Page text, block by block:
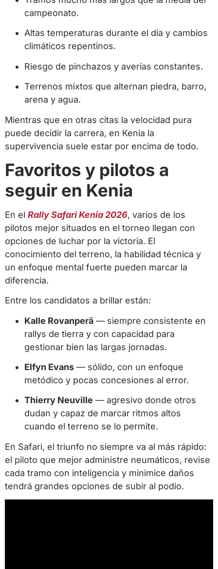
campeonato.
Altas temperaturas durante el día y cambios
climáticos repentinos.
Riesgo de pinchazos y averías constantes.
Terrenos mixtos que alternan piedra, barro,
arena y agua.
Mientras que en otras citas la velocidad pura
puede decidir la carrera, en Kenia la
supervivencia suele estar por encima de todo.
Favoritos y pilotos a
seguir en Kenia
En el Rally Safari Kenia 2026, varios de los
pilotos mejor situados en el torneo llegan con
opciones de luchar por la victoria. El
conocimiento del terreno, la habilidad técnica y
un enfoque mental fuerte pueden marcar la
diferencia.
Entre los candidatos a brillar están:
Kalle Rovanperä — siempre consistente en
rallys de tierra y con capacidad para
gestionar bien las largas jornadas.
Elfyn Evans — sólido, con un enfoque
metódico y pocas concesiones al error.
Thierry Neuville — agresivo donde otros
dudan y capaz de marcar ritmos altos
cuando el terreno se lo permite.
En Safari, el triunfo no siempre va al más rápido:
el piloto que mejor administre neumáticos, revise
cada tramo con inteligencia y minimice daños
tendrá grandes opciones de subir al podio.